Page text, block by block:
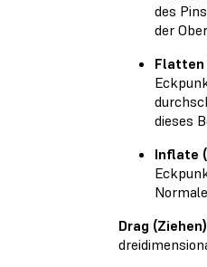
des
der
Flatten
dieses
Inflate
Drag (Ziehen)